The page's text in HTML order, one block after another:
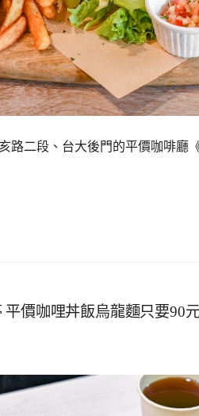
路二段、台大後門的平價咖啡廳
平價咖哩丼飯烏龍麵只要90